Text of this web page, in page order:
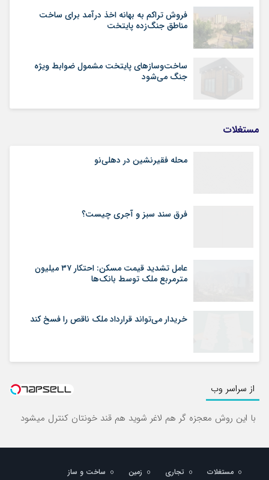
فروش تراکم به بهانه اخذ درآمد برای ساخت
مناطق جنگ‌زده پایتخت
ساخت‌وسازهای پایتخت مشمول ضوابط ویژه
جنگ می‌شود
مستغلات
محله فقیرنشین در دهلی‏‌نو
فرق سند سبز و آجری چیست؟
عامل تشدید قیمت مسکن: احتکار ۳۷ میلیون
مترمربع ملک توسط بانک‌ها
خریدار می‌تواند قرارداد ملک ناقص را فسخ کند
از سراسر وب
با این روش معجزه گر هم لاغر شوید هم قند خونتان کنترل میشود
مستغلات تجاری زمین ساخت و ساز